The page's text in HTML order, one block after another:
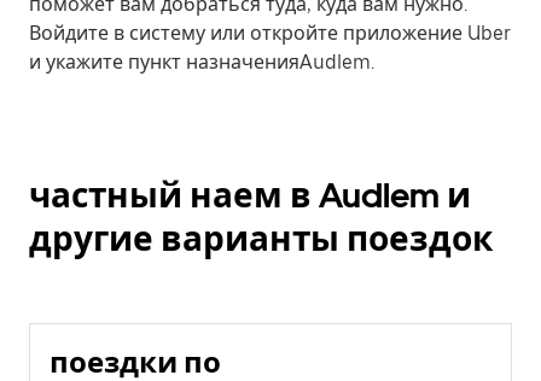
Войдите в систему или откройте приложение Uber
и укажите пункт назначенияAudlem.
частный наем в Audlem и
другие варианты поездок
поездки по